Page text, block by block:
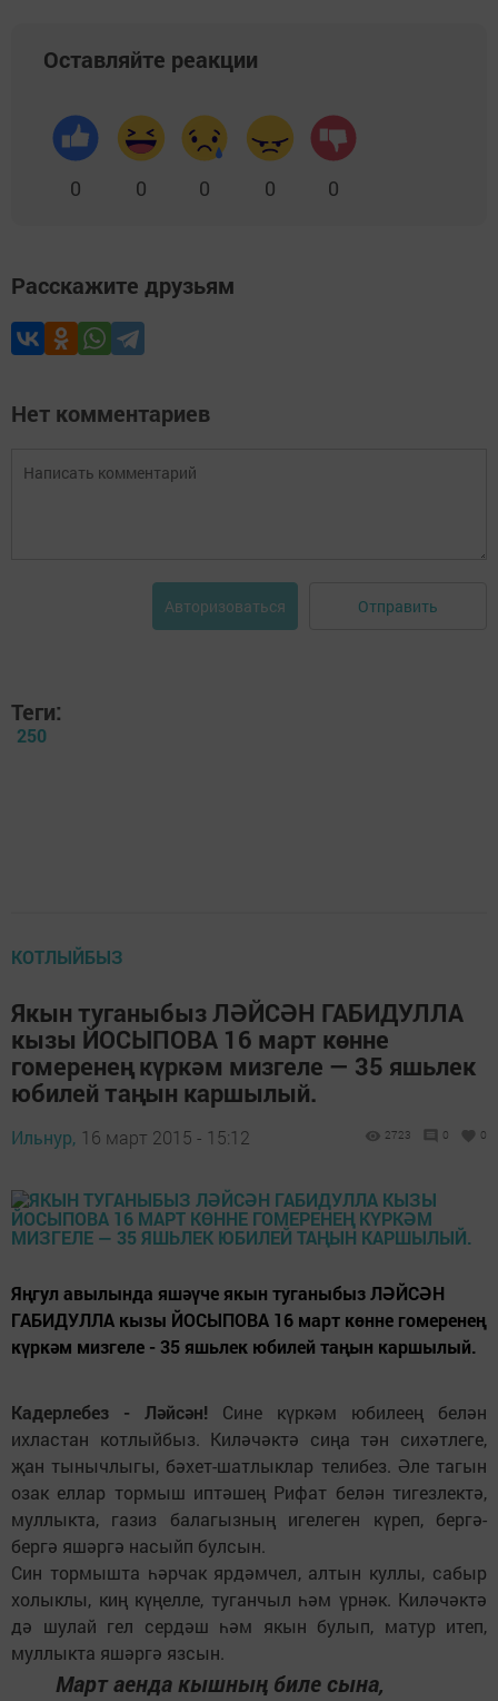
Оставляйте реакции
0 0 0 0 0
Расскажите друзьям
Нет комментариев
Авторизоваться Отправить
Теги:
250
КОТЛЫЙБЫЗ
Якын туганыбыз ЛӘЙСӘН ГАБИДУЛЛА
кызы ЙОСЫПОВА 16 март көнне
гомеренең күркәм мизгеле — 35 яшьлек
юбилей таңын каршылый.
Ильнур, 16 март 2015 - 15:12 2723 0 0
Яңгул авылында яшәүче якын туганыбыз ЛӘЙСӘН
ГАБИДУЛЛА кызы ЙОСЫПОВА 16 март көнне гомеренең
күркәм мизгеле - 35 яшьлек юбилей таңын каршылый.
Кадерлебез - Ләйсән! Сине күркәм юбилеең белән
ихластан котлыйбыз. Киләчәктә сиңа тән сихәтлеге,
җан тынычлыгы, бәхет-шатлыклар телибез. Әле тагын
озак еллар тормыш иптәшең Рифат белән тигезлектә,
муллыкта, газиз балагызның игелеген күреп, бергә-
бергә яшәргә насыйп булсын.
Син тормышта һәрчак ярдәмчел, алтын куллы, сабыр
холыклы, киң күңелле, туганчыл һәм үрнәк. Киләчәктә
дә шулай гел сердәш һәм якын булып, матур итеп,
муллыкта яшәргә язсын.
Март аенда кышның биле сына,